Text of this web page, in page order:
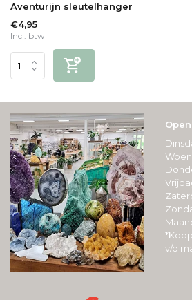
Aventurijn sleutelhanger
€4,95
Incl. btw
v/d